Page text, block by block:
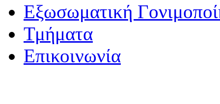
Εξωσωματική
Τμήματα
Επικοινωνία